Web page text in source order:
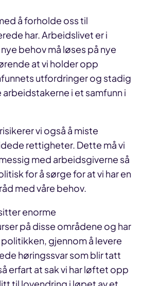
å forholde oss til
har. Arbeidslivet er i
behov må løses på nye
at vi holder opp
utfordringer og stadig
arbeidstakerne i et samfunn i
vi også å miste
rettigheter. Dette må vi
med arbeidsgiverne så
for å sørge for at vi har en
med våre behov.
enorme
på disse områdene og har
gjennom å levere
høringssvar som blir tatt
erfart at sak vi har løftet opp